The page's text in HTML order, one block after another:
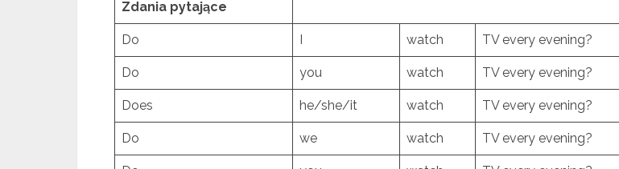
Zdania pytające
Do I watch TV every evening?
Do you watch TV every evening?
Does he/she/it watch TV every evening?
Do we watch TV every evening?